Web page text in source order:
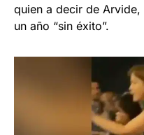
quien a decir de
un año “sin éxito”.